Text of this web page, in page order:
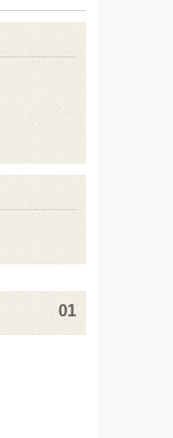
01